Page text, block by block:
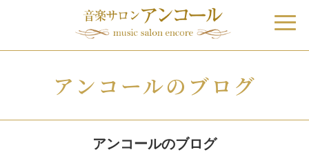
アンコールのブログ
アンコールのブログ